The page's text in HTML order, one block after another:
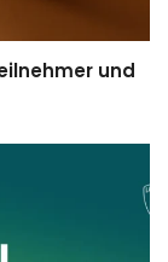
und